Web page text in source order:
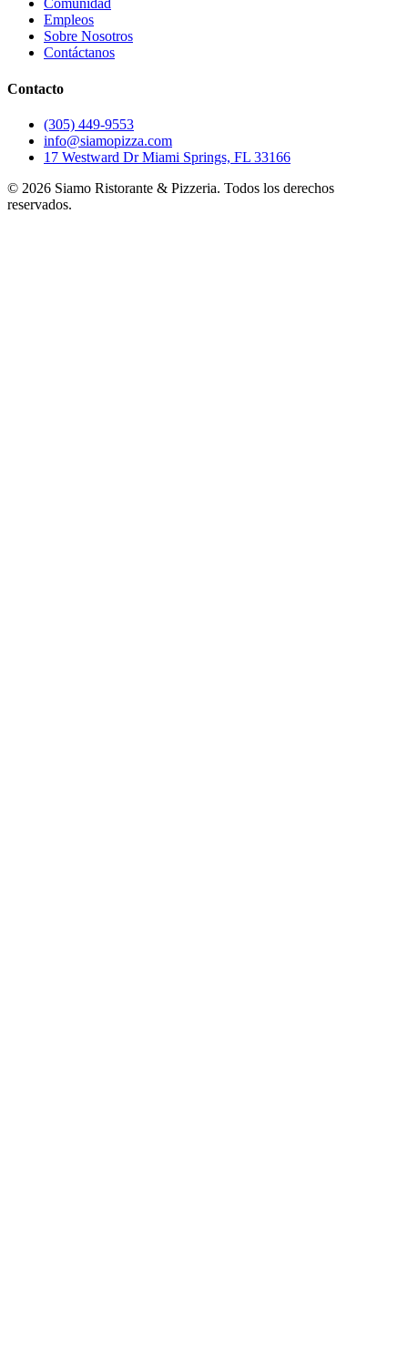
Comunidad
Empleos
Sobre Nosotros
Contáctanos
Contacto
(305) 449-9553
info@siamopizza.com
17 Westward Dr Miami Springs, FL 33166
© 2026 Siamo Ristorante & Pizzeria. Todos los derechos
reservados.